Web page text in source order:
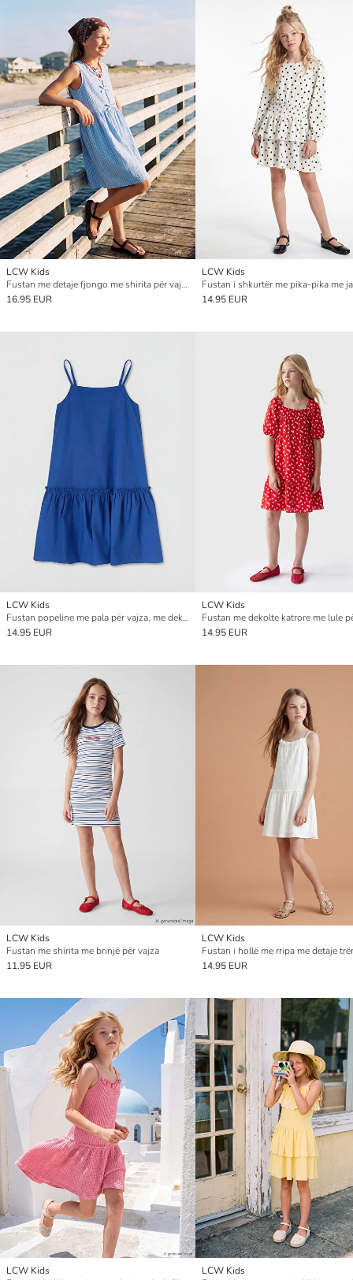
LCW Kids
Fustan me detaje fjongo me shirita për vajza
16.95 EUR
LCW Kids
14.95 EUR
LCW Kids
Fustan popeline me pala për vajza, me dekolte katrore
14.95 EUR
LCW Kids
Fustan me dekolte katrore me lule
14.95 EUR
LCW Kids
Fustan me shirita me brinjë për vajza
11.95 EUR
LCW Kids
14.95 EUR
LCW Kids
LCW Kids